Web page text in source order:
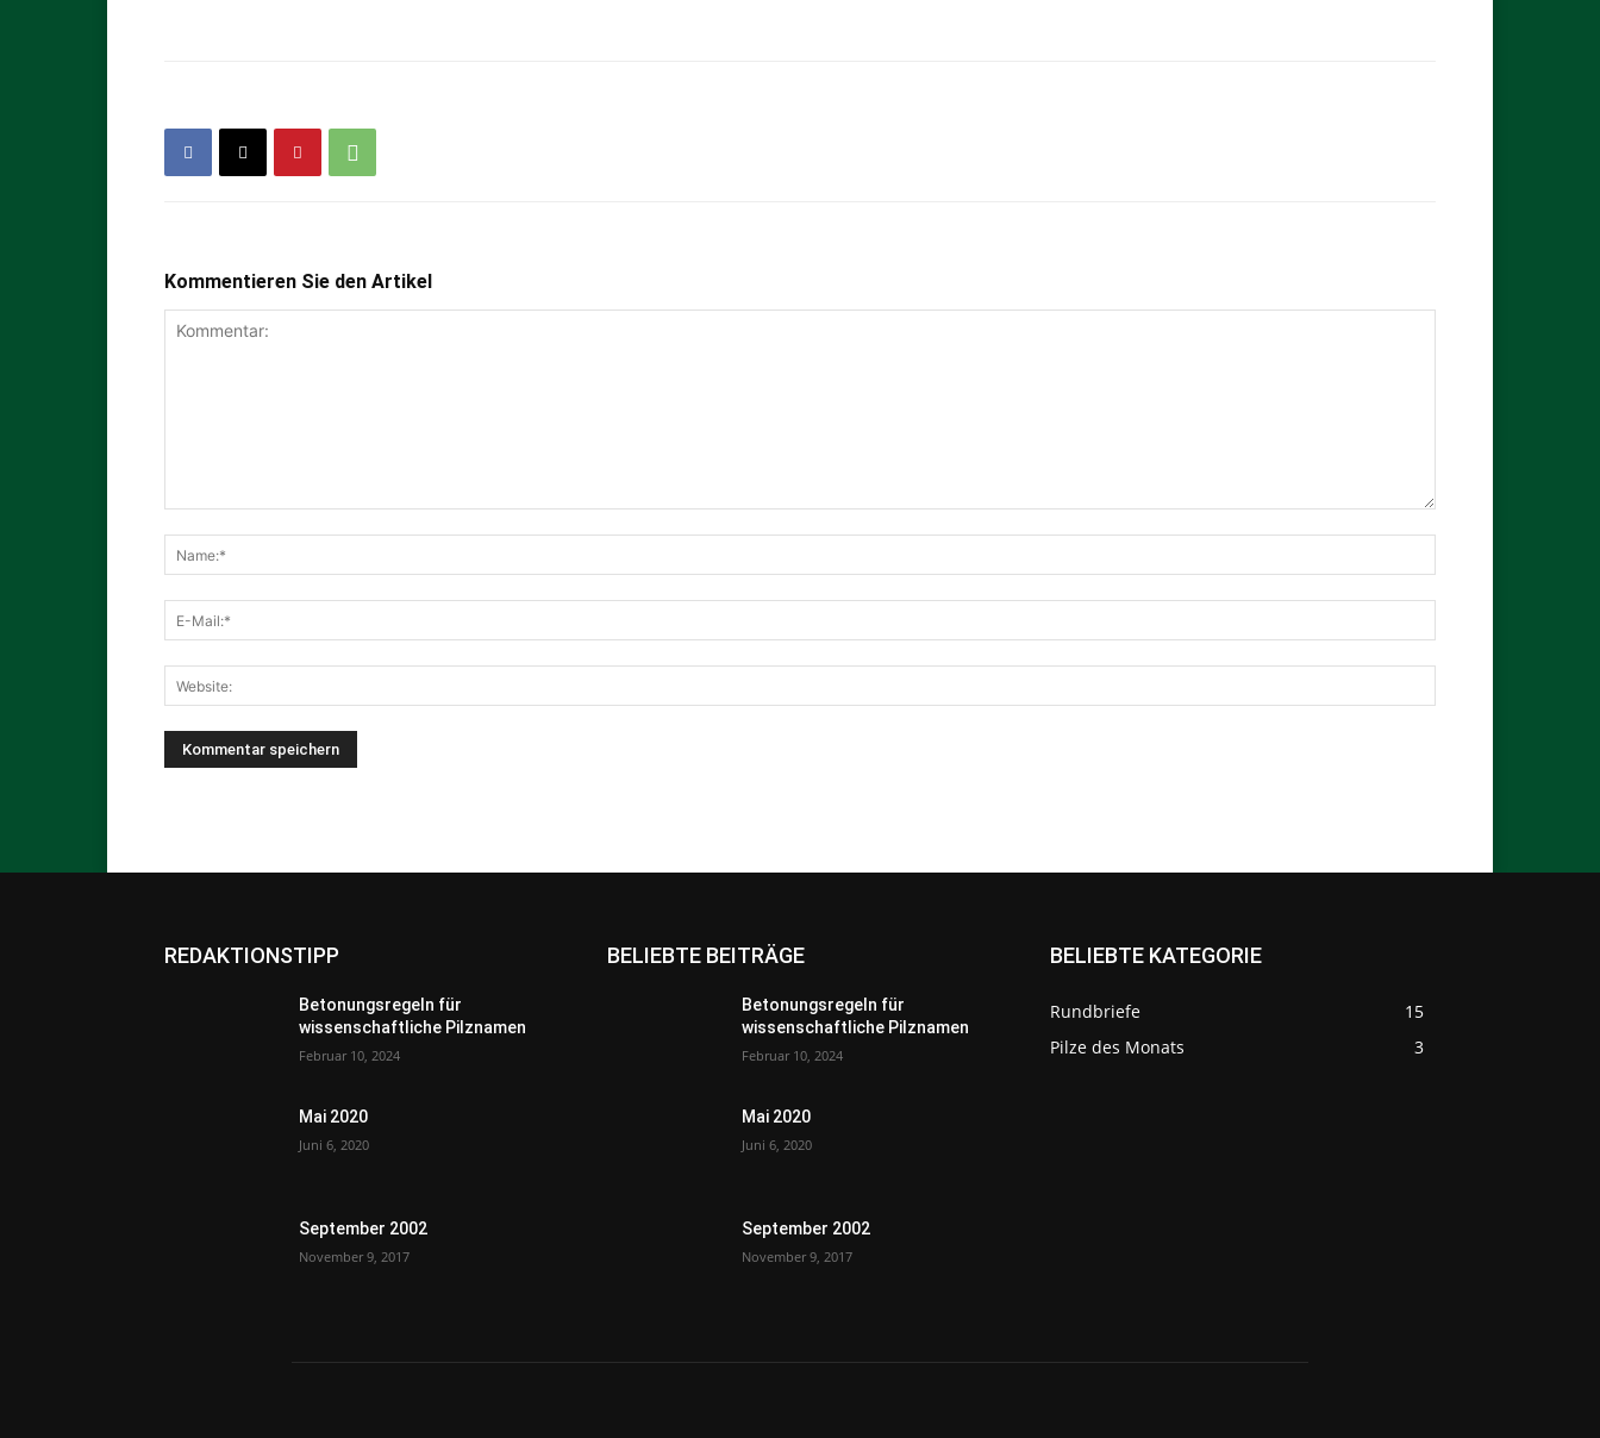
Kommentieren Sie den Artikel
REDAKTIONSTIPP
Betonungsregeln für
wissenschaftliche Pilznamen
Februar 10, 2024
Mai 2020
Juni 6, 2020
September 2002
November 9, 2017
BELIEBTE BEITRÄGE
Betonungsregeln für
wissenschaftliche Pilznamen
Februar 10, 2024
Mai 2020
Juni 6, 2020
September 2002
November 9, 2017
BELIEBTE KATEGORIE
Rundbriefe
15
Pilze des Monats
3